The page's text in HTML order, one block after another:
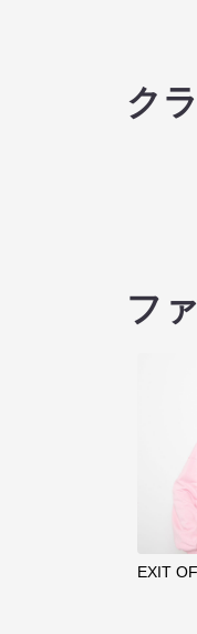
ク
フ
EXIT